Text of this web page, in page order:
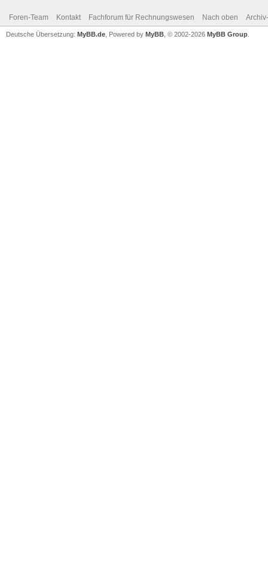
Foren-Team Kontakt Fachforum für Rechnungswesen Nach oben
Deutsche Übersetzung: MyBB.de , Powered by MyBB , © 2002-2026 MyBB Group